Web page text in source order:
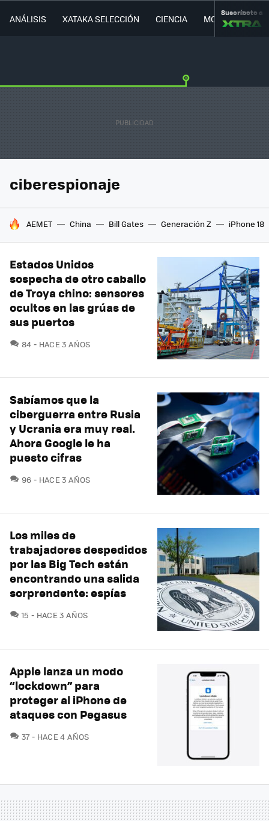
ANÁLISIS XATAKA SELECCIÓN CIENCIA MOVILIDAD
Suscríbete a
ciberespionaje
HOY SE HABLA DE
AEMET China Bill Gates Generación Z iPhone 18
Estados Unidos
sospecha de otro caballo
de Troya chino: sensores
ocultos en las grúas de
sus puertos
84 COMENTARIOS
HACE 3 AÑOS
Sabíamos que la
ciberguerra entre Rusia
y Ucrania era muy real.
Ahora Google le ha
puesto cifras
96 COMENTARIOS
HACE 3 AÑOS
Los miles de
trabajadores despedidos
por las Big Tech están
encontrando una salida
sorprendente: espías
15 COMENTARIOS
HACE 3 AÑOS
Apple lanza un modo
“lockdown” para
proteger al iPhone de
ataques con Pegasus
37COMENTARIOS
HACE 4 AÑOS